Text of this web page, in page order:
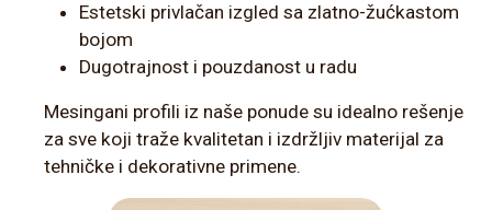
Estetski privlačan izgled sa zlatno-žućkastom
bojom
Dugotrajnost i pouzdanost u radu
Mesingani profili iz naše ponude su idealno rešenje
za sve koji traže kvalitetan i izdržljiv materijal za
tehničke i dekorativne primene.